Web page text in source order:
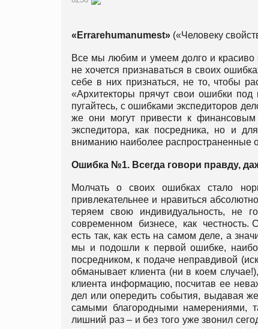
« Errarehumanumest» («Человеку
Все мы любим и умеем долго и красиво
не хочется признаваться в своих
себе в них признаться, не то, чтобы
«Архитекторы прячут свои ошибки
пугайтесь, с ошибками экспедиторов
же они могут привести к
экспедитора, как посредника, но и
вниманию наиболее распространенные
Ошибка №1. Всегда говори правду,
Молчать о своих ошибках стало
привлекательнее и нравиться
теряем свою индивидуальность,
современном бизнесе, как честность.
есть так, как есть на самом деле, а
мы и подошли к первой ошибке,
посредником, к подаче неправдивой
обманывает клиента (ни в коем
клиента информацию, посчитав ее
дел или опередить события, выдавая
самыми благородными намерениями,
лишний раз – и без того уже звонил